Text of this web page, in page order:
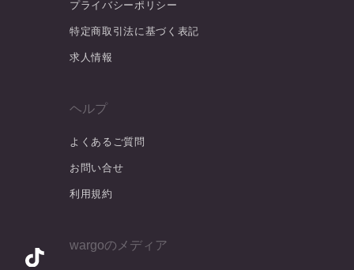
プライバシーポリシー
特定商取引法に基づく表記
求人情報
ヘルプ
よくあるご質問
お問い合せ
利用規約
wargoのメディア